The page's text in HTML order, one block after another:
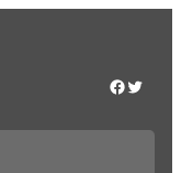
Facebook Twitter